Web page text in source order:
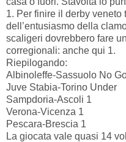
1. Per finire il derby
dell’entusiasmo della
scaligeri dovrebbero fare
corregionali: anche qui 1.
Riepilogando:
Albinoleffe-Sassuolo No
Juve Stabia-Torino Under
Sampdoria-Ascoli 1
Verona-Vicenza 1
Pescara-Brescia 1
La giocata vale quasi 14